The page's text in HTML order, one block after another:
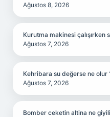
Ağustos 8, 2026
Kurutma makinesi çalışırken
Ağustos 7, 2026
Kehribara su değerse ne olur
Ağustos 7, 2026
Bomber ceketin altina ne